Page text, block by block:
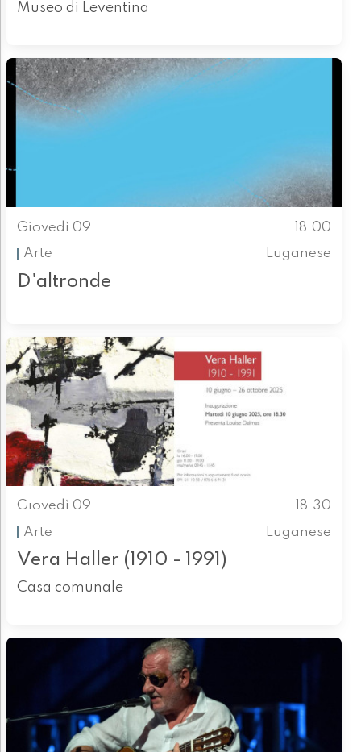
Museo di Leventina
Giovedì 09
18.00
Arte
Luganese
D'altronde
Giovedì 09
18.30
Arte
Luganese
Vera Haller (1910 - 1991)
Casa comunale